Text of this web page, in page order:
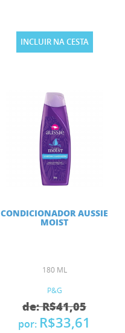
INCLUIR NA CESTA
CONDICIONADOR AUSSIE
MOIST
180 ML
P&G
de: R$41,05
por: R$33,61